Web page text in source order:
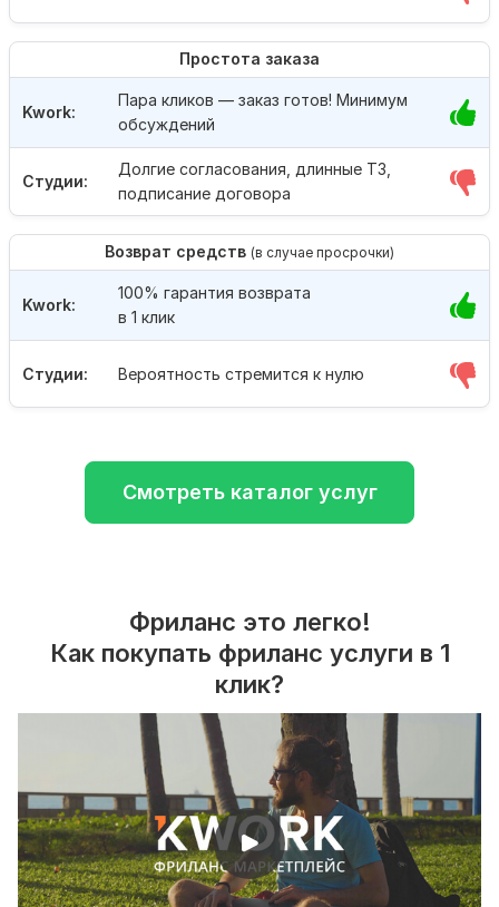
Простота заказа
Студии:
Долгие согласования, длинные ТЗ,
подписание договора
Kwork:
Пара кликов — заказ готов! Минимум
обсуждений
Возврат средств (в случае просрочки)
Студии: Вероятность стремится к нулю
Kwork:
100% гарантия возврата
в 1 клик
Смотреть каталог услуг
Фриланс это легко!
Как покупать фриланс услуги в 1
клик?